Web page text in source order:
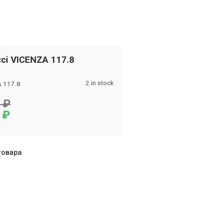
VICENZA 117.8
117.8 2 in stock
₽
₽